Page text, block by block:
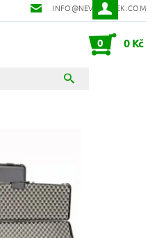
INFO@NEVORANEK.COM
0 0 Kč